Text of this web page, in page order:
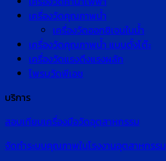
เครื่องวัดคุณภาพน้ำ
เครื่องวัดออกซิเจนในน้ำ
เครื่องวัดคุณภาพน้ำ แบบตั้งโต๊ะ
เครื่องวัดแรงดึงแรงผลัก
โพรบวัดพีเอช
บริการ
สอบเทียบเครื่องมือวัดอุตสาหกรรม
จัดทำระบบคุณภาพในโรงงานอุตสาหกรรม